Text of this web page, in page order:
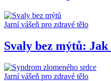
Jarní vášeň pro zdravé tělo
Svaly bez mýtů:
Jarní vášeň pro zdravé tělo